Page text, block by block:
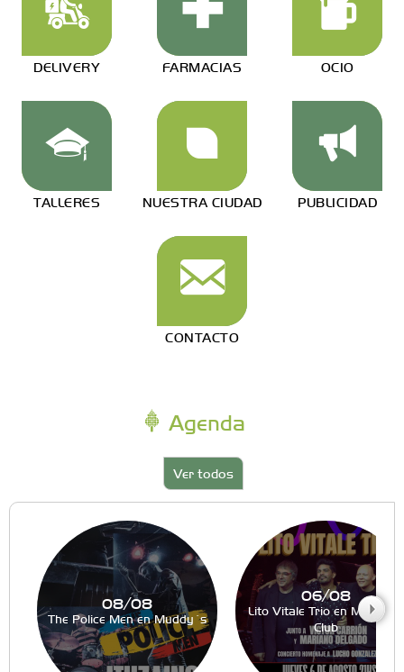
DELIVERY FARMACIAS OCIO
TALLERES NUESTRA CIUDAD PUBLICIDAD
CONTACTO
Agenda
Ver todos
08/08
The Police Men en Muddy´s
06/08
Lito Vitale Trio en Muddy´s
Club